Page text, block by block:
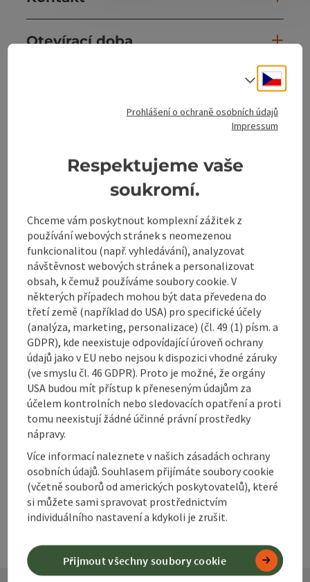
Otevírací doba
Způsobilost
Bezbariérovost
Označit příspěvek
přejít na poznámky
Vytvořit PDF
Vytisknout
příspěvek
V okolí
powered by TOURDATA
Cesky
Volba
Prohlášení o ochraně osobních údajů
Impressum
Respektujeme vaše
soukromí.
Chceme vám poskytnout komplexní zážitek z
používání webových stránek s neomezenou
funkcionalitou (např. vyhledávání), analyzovat
návštěvnost webových stránek a personalizovat
obsah, k čemuž používáme soubory cookie. V
některých případech mohou být data převedena do
třetí země (například do USA) pro specifické účely
(analýza, marketing, personalizace) (čl. 49 (1) písm. a
GDPR), kde neexistuje odpovídající úroveň ochrany
údajů jako v EU nebo nejsou k dispozici vhodné záruky
(ve smyslu čl. 46 GDPR). Proto je možné, že orgány
USA budou mít přístup k přeneseným údajům za
účelem kontrolních nebo sledovacích opatření a proti
tomu neexistují žádné účinné právní prostředky
nápravy.
Více informací naleznete v našich zásadách ochrany
osobních údajů. Souhlasem přijímáte soubory cookie
(včetně souborů od amerických poskytovatelů), které
si můžete sami spravovat prostřednictvím
individuálního nastavení a kdykoli je zrušit.
Přijmout všechny soubory cookie